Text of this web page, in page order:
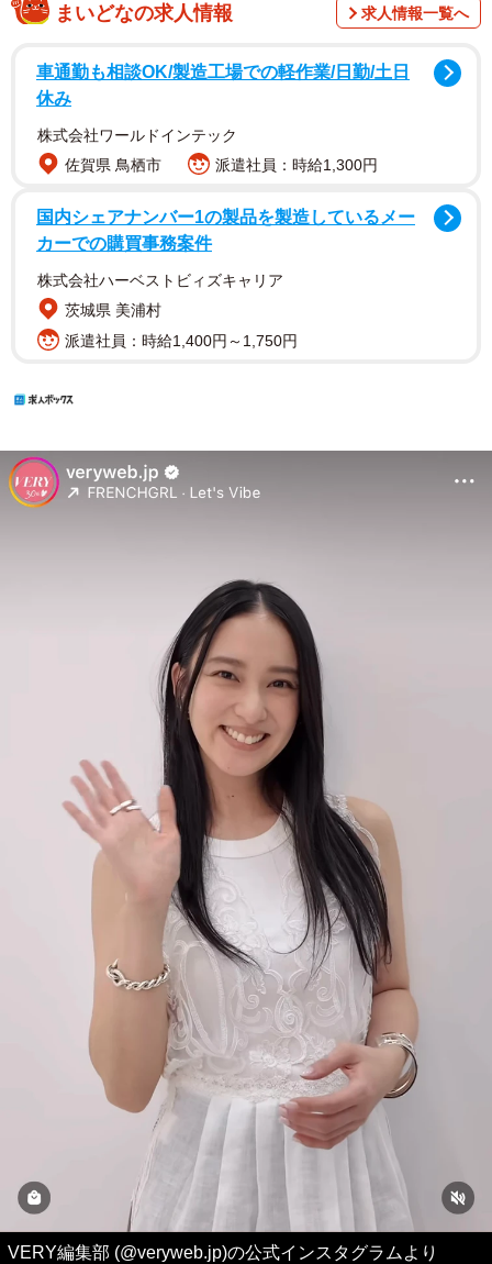
まいどなの求人情報 求人情報一覧へ
車通勤も相談OK/製造工場での軽作業/日勤/土日
休み
株式会社ワールドインテック
佐賀県 鳥栖市
派遣社員：時給1,300円
国内シェアナンバー1の製品を製造しているメー
カーでの購買事務案件
株式会社ハーベストビィズキャリア
茨城県 美浦村
派遣社員：時給1,400円～1,750円
VERY編集部 (@veryweb.jp)の公式インスタグラムより